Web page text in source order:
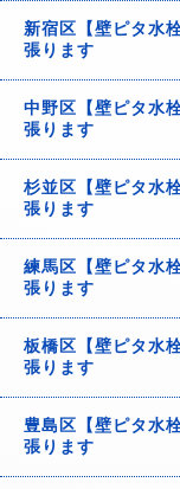
新宿区【壁ピタ水
張ります
中野区【壁ピタ水
張ります
杉並区【壁ピタ水
張ります
練馬区【壁ピタ水
張ります
板橋区【壁ピタ水
張ります
豊島区【壁ピタ水
張ります